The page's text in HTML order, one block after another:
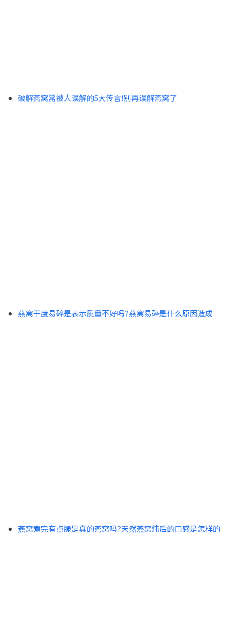
破解燕窝常被人误解的5大传言!别再误解燕窝了
燕窝干度易碎是表示质量不好吗?燕窝易碎是什么原因造成
燕窝煮完有点脆是真的燕窝吗?天然燕窝炖后的口感是怎样的